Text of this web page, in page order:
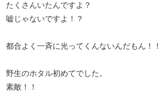
たくさんいたんですよ？
嘘じゃないですよ！？
都合よく一斉に光ってくんないんだもん！！
野生のホタル初めてでした。
素敵！！